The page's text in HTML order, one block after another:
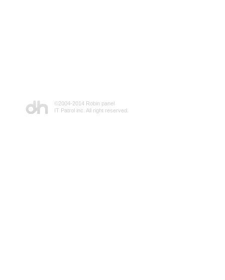
©2004-2014 Robin panel
IT Patrol inc. All right reserved.